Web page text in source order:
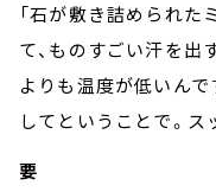
「石が敷き詰められ
て、ものすごい汗を出
よりも温度が低いん
してということで。ス
要